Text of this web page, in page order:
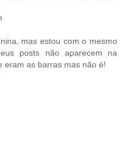
mas estou com o mesmo
posts não aparecem na
eram as barras mas não é!